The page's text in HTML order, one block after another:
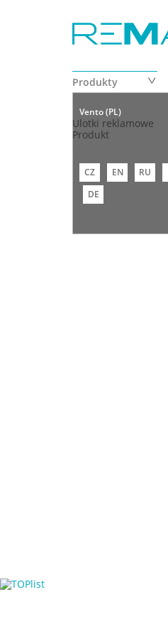
Produkty
Vento (PL)
Ulotki reklamowe
Produkt
CZ EN RU
DE